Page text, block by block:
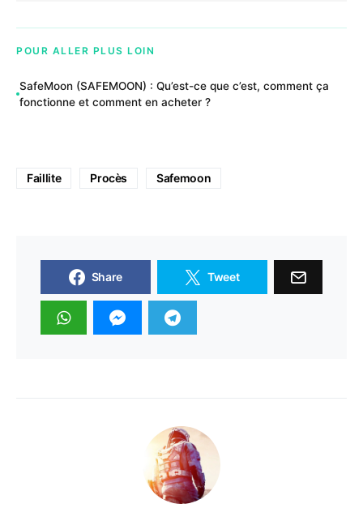
POUR ALLER PLUS LOIN
SafeMoon (SAFEMOON) : Qu’est-ce que c’est, comment ça
fonctionne et comment en acheter ?
Faillite Procès Safemoon
Share Tweet